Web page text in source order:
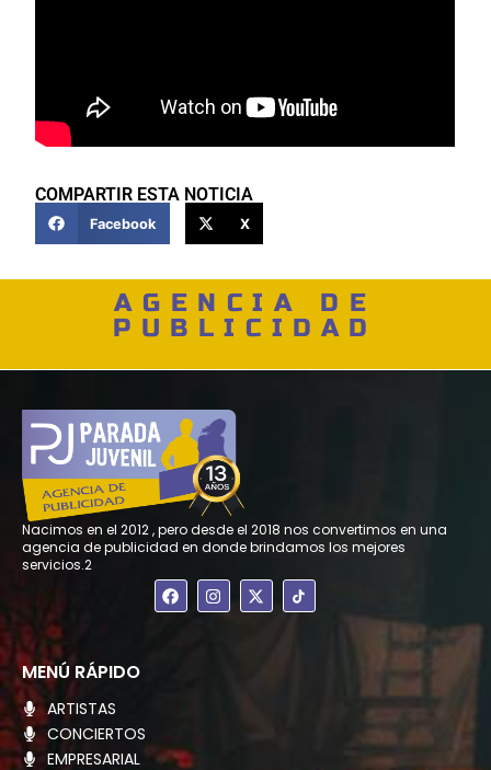
COMPARTIR ESTA NOTICIA
Facebook X
AGENCIA DE
PUBLICIDAD
Nacimos en el 2012 , pero desde el 2018 nos convertimos en una
agencia de publicidad en donde brindamos los mejores
servicios.2
F
a
c
I
n
s
X
-
t
MENÚ RÁPIDO
ARTISTAS
CONCIERTOS
EMPRESARIAL